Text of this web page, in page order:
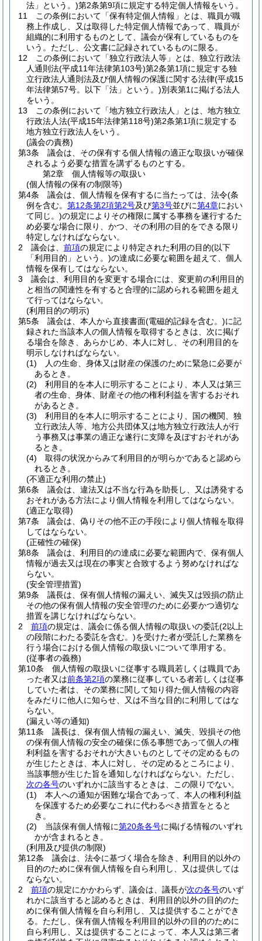
法」という。)第2条第9項に規定する特定個人情報をいう。
11
この条例において「保有特定個人情報」とは、職員が職
務上作成し、又は取得した特定個人情報であって、職員が
組織的に利用するものとして、議会が保有しているものを
いう。 ただし、公文書に記録されているものに限る。
12
この条例において「独立行政法人等」とは、独立行政法
人通則法(平成11年法律第103号)第2条第1項に規定する独
立行政法人通則法及び個人情報の保護に関する法律(平成15
年法律第57号。以下「法」という。)別表第1に掲げる法人
をいう。
13
この条例において「地方独立行政法人」とは、地方独立
行政法人法(平成15年法律第118号)第2条第1項に規定する
地方独立行政法人をいう。
(議会の責務)
第3条
議会は、その保有する個人情報の適正な取扱いが確保
されるよう必要な措置を講ずるものとする。
第2章
個人情報等の取扱い
(個人情報の保有の制限等)
第4条
議会は、個人情報を保有するに当たっては、法令(条
例を含む。 第12条第2項第2号及び第3号並びに第4章におい
て同じ。)の規定によりその権限に属する事務を遂行するた
め必要な場合に限り、かつ、その利用の目的をできる限り
特定しなければならない。
2
議会は、 前項の規定により特定された利用の目的(以下
「利用目的」という。)の達成に必要な範囲を超えて、個人
情報を保有してはならない。
3
議会は、利用目的を変更する場合には、変更前の利用目的
と相当の関連性を有すると合理的に認められる範囲を超え
て行ってはならない。
(利用目的の明示)
第5条
議会は、本人から直接書面(電磁的記録を含む。)に記
録された当該本人の個人情報を取得するときは、次に掲げ
る場合を除き、あらかじめ、本人に対し、その利用目的を
明示しなければならない。
(1)
人の生命、身体又は財産の保護のために緊急に必要が
あるとき。
(2)
利用目的を本人に明示することにより、本人又は第三
者の生命、身体、財産その他の権利利益を害するおそれ
があるとき。
(3)
利用目的を本人に明示することにより、国の機関、独
立行政法人等、地方公共団体又は地方独立行政法人が行
う事務又は事業の適正な遂行に支障を及ぼすおそれがあ
るとき。
(4)
取得の状況からみて利用目的が明らかであると認めら
れるとき。
(不適正な利用の禁止)
第6条
議会は、違法又は不当な行為を助長し、又は誘発する
おそれがある方法により個人情報を利用してはならない。
(適正な取得)
第7条
議会は、偽りその他不正の手段により個人情報を取得
してはならない。
(正確性の確保)
第8条
議会は、利用目的の達成に必要な範囲内で、保有個人
情報が過去又は現在の事実と合致するよう努めなければな
らない。
(安全管理措置)
第9条
議長は、保有個人情報の漏えい、滅失又は毀損の防止
その他の保有個人情報の安全管理のために必要かつ適切な
措置を講じなければならない。
2
前項の規定は、議会に係る個人情報の取扱いの委託(2以上
の段階にわたる委託を含む。)を受けた者が受託した業務を
行う場合における個人情報の取扱いについて準用する。
(従事者の義務)
第10条
個人情報の取扱いに従事する職員若しくは職員であ
った者又は前条第2項の業務に従事している者若しくは従事
していた者は、その業務に関して知り得た個人情報の内容
をみだりに他人に知らせ、又は不当な目的に利用してはな
らない。
(漏えい等の通知)
第11条
議長は、保有個人情報の漏えい、滅失、毀損その他
の保有個人情報の安全の確保に係る事態であって個人の権
利利益を害するおそれが大きいものとしてその定めるもの
が生じたときは、本人に対し、その定めるところにより、
当該事態が生じた旨を通知しなければならない。 ただし、
次の各号のいずれかに該当するときは、この限りでない。
(1)
本人への通知が困難な場合であって、本人の権利利益
を保護するため必要なこれに代わるべき措置をとると
き。
(2)
当該保有個人情報に第20条各号に掲げる情報のいずれ
かが含まれるとき。
(利用及び提供の制限)
第12条
議会は、法令に基づく場合を除き、利用目的以外の
目的のために保有個人情報を自ら利用し、又は提供しては
ならない。
2
前項の規定にかかわらず、議会は、議長が次の各号のいず
れかに該当すると認めるときは、利用目的以外の目的のた
めに保有個人情報を自ら利用し、又は提供することができ
る。 ただし、保有個人情報を利用目的以外の目的のために
自ら利用し、又は提供することによって、本人又は第三者